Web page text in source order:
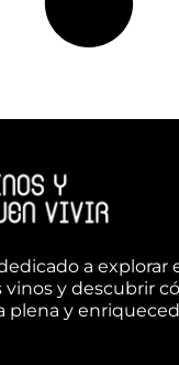
a explorar
y descubrir
plena y